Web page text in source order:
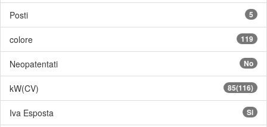
5
Posti
119
colore
No
Neopatentati
85(116)
kW(CV)
Si
Iva Esposta